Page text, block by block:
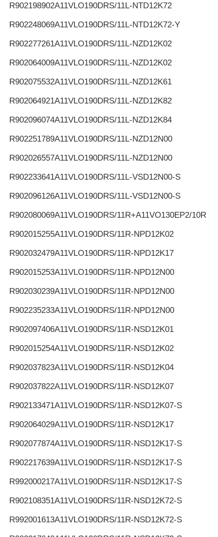
R902198902A11VLO190DRS/11L-NTD12K72
R902248069A11VLO190DRS/11L-NTD12K72-Y
R902277261A11VLO190DRS/11L-NZD12K02
R902064009A11VLO190DRS/11L-NZD12K02
R902075532A11VLO190DRS/11L-NZD12K61
R902064921A11VLO190DRS/11L-NZD12K82
R902096074A11VLO190DRS/11L-NZD12K84
R902251789A11VLO190DRS/11L-NZD12N00
R902026557A11VLO190DRS/11L-NZD12N00
R902233641A11VLO190DRS/11L-VSD12N00-S
R902096126A11VLO190DRS/11L-VSD12N00-S
R902080069A11VLO190DRS/11R+A11VO130EP2/10R
R902015255A11VLO190DRS/11R-NPD12K02
R902032479A11VLO190DRS/11R-NPD12K17
R902015253A11VLO190DRS/11R-NPD12N00
R902030239A11VLO190DRS/11R-NPD12N00
R902235233A11VLO190DRS/11R-NPD12N00
R902097406A11VLO190DRS/11R-NSD12K01
R902015254A11VLO190DRS/11R-NSD12K02
R902037823A11VLO190DRS/11R-NSD12K04
R902037822A11VLO190DRS/11R-NSD12K07
R902133471A11VLO190DRS/11R-NSD12K07-S
R902064029A11VLO190DRS/11R-NSD12K17
R902077874A11VLO190DRS/11R-NSD12K17-S
R902217639A11VLO190DRS/11R-NSD12K17-S
R992000217A11VLO190DRS/11R-NSD12K17-S
R902108351A11VLO190DRS/11R-NSD12K72-S
R992001613A11VLO190DRS/11R-NSD12K72-S